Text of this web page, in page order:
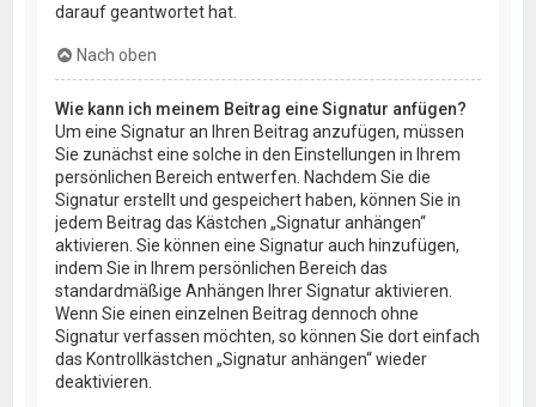
darauf geantwortet hat.
Nach oben
Wie kann ich meinem Beitrag eine Signatur anfügen?
Um eine Signatur an Ihren Beitrag anzufügen, müssen
Sie zunächst eine solche in den Einstellungen in Ihrem
persönlichen Bereich entwerfen. Nachdem Sie die
Signatur erstellt und gespeichert haben, können Sie in
jedem Beitrag das Kästchen „Signatur anhängen“
aktivieren. Sie können eine Signatur auch hinzufügen,
indem Sie in Ihrem persönlichen Bereich das
standardmäßige Anhängen Ihrer Signatur aktivieren.
Wenn Sie einen einzelnen Beitrag dennoch ohne
Signatur verfassen möchten, so können Sie dort einfach
das Kontrollkästchen „Signatur anhängen“ wieder
deaktivieren.